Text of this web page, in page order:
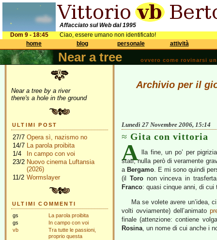
Affacciato sul Web dal 1995
Dom 9 - 18:45
Ciao, essere umano non identificato!
home
blog personale attività
Near a tree ovvero come rovinarsi
Near a tree by a river
there's a hole in the ground
ULTIMI POST
27/7 Opera sì, nazismo no
14/7 La parola proibita
1/4
In campo con voi
23/2 Nuovo cinema Luftansia
(2026)
11/2 Wormslayer
ULTIMI COMMENTI
gs
La parola proibita
gs
In campo con voi
vb
Tra tutte le passioni,
proprio questa
Archivio per il
Lunedì 27 Novembre 2006, 15:14
Gita con vittoria
A
lla fine, un po’ per
stati; nulla però di veramente
a Bergamo. E mi sono quindi
(il Toronon vinceva in
Franco: quasi cinque anni, di
Ma se volete avere un’idea,
volti ovviamente) dell’animato
finale (attenzione: contiene
Rosina, un nome di cui anche i